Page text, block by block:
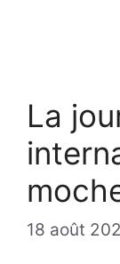
La
18 août